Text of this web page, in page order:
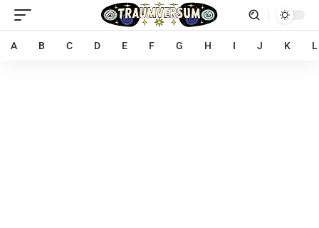
A B C D E F G H I J K L